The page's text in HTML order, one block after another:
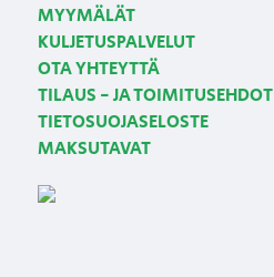
MYYMÄLÄT
KULJETUSPALVELUT
OTA YHTEYTTÄ
TILAUS - JA TOIMITUSEHDOT
TIETOSUOJASELOSTE
MAKSUTAVAT